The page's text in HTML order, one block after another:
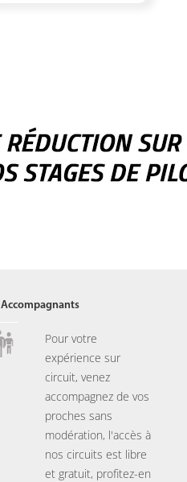
Accompagnants
Pour votre
expérience sur
circuit, venez
accompagnez de vos
proches sans
modération, l'accès à
nos circuits est libre
et gratuit, profitez-en